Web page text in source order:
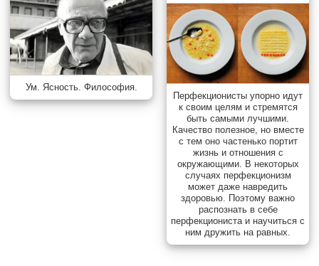
Ум. Ясность. Философия.
Перфекционисты упорно идут
к своим целям и стремятся
быть самыми лучшими.
Качество полезное, но вместе
с тем оно частенько портит
жизнь и отношения с
окружающими. В некоторых
случаях перфекционизм
может даже навредить
здоровью. Поэтому важно
распознать в себе
перфекциониста и научиться с
ним дружить на равных.